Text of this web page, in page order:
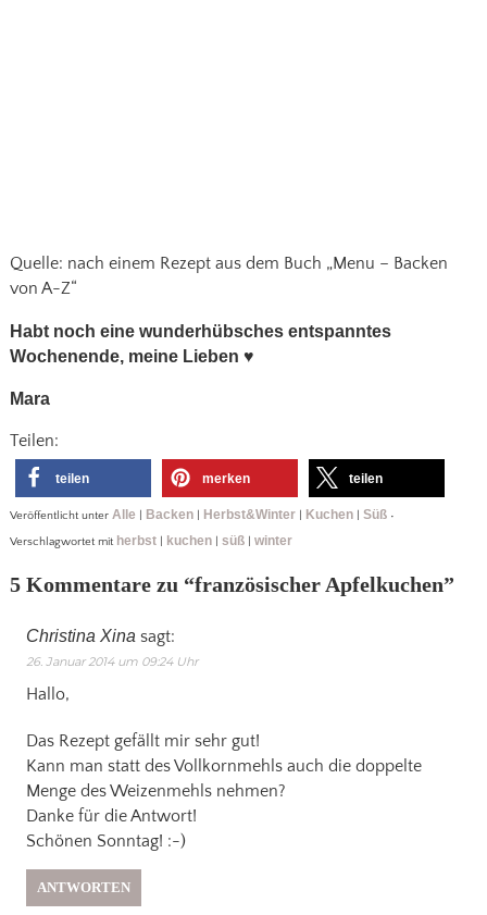
Quelle: nach einem Rezept aus dem Buch „Menu – Backen
von A-Z“
Habt noch eine wunderhübsches entspanntes
Wochenende, meine Lieben ♥
Mara
Teilen:
teilen merken teilen
Veröffentlicht unter Alle Backen| Herbst&Winter| Kuchen| Süß•
Verschlagwortet mit herbst| kuchen| süß| winter
5 Kommentare zu “französischer Apfelkuchen”
Christina Xina sagt:
26. Januar 2014 um 09:24 Uhr
Hallo,
Das Rezept gefällt mir sehr gut!
Kann man statt des Vollkornmehls auch die doppelte
Menge des Weizenmehls nehmen?
Danke für die Antwort!
Schönen Sonntag! :-)
ANTWORTEN